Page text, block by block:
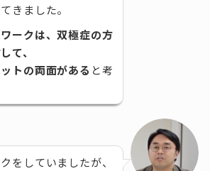
きました。
ークは、双極症の方
て、
トの両面がある と考
をしていましたが、